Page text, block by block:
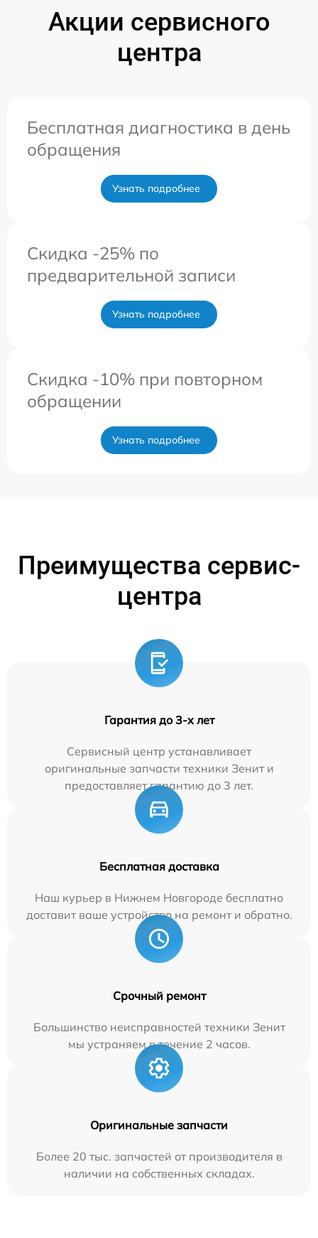
Акции сервисного
центра
Бесплатная диагностика в день
обращения
Узнать подробнее
Скидка -25% по
предварительной записи
Узнать подробнее
Скидка -10% при повторном
обращении
Узнать подробнее
Преимущества сервис-
центра
Гарантия до 3-х лет
Сервисный центр устанавливает
оригинальные запчасти техники Зенит и
предоставляет гарантию до 3 лет.
Бесплатная доставка
Наш курьер в Нижнем Новгороде бесплатно
доставит ваше устройство на ремонт и обратно.
Срочный ремонт
Большинство неисправностей техники Зенит
мы устраняем в течение 2 часов.
Оригинальные запчасти
Более 20 тыс. запчастей от производителя в
наличии на собственных складах.